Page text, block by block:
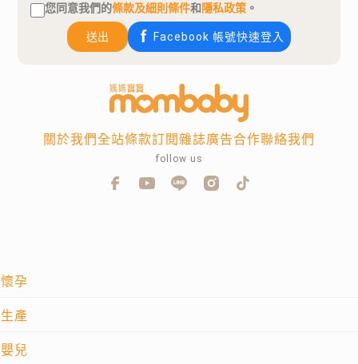
您同意我們的條款及細則條件和隱私政策 。
送出 Facebook 帳號快速登入
懷孕
生產
嬰兒
關於我們全站條款訂閱雜誌廣告合作聯絡我們
follow us